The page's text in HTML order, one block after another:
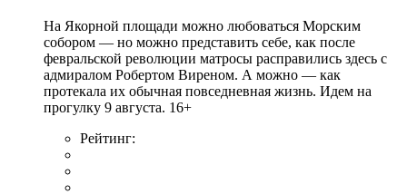
На Якорной площади можно любоваться Морским
собором — но можно представить себе, как после
февральской революции матросы расправились здесь с
адмиралом Робертом Виреном. А можно — как
протекала их обычная повседневная жизнь. Идем на
прогулку 9 августа. 16+
Рейтинг: